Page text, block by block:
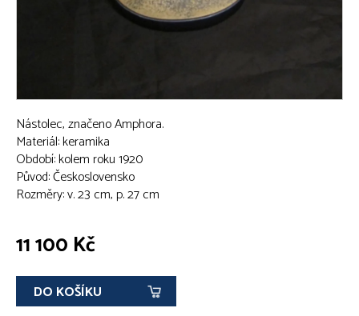
Nástolec, značeno Amphora.
Materiál: keramika
Období: kolem roku 1920
Původ: Československo
Rozměry: v. 23 cm, p. 27 cm
11 100 Kč
DO KOŠÍKU